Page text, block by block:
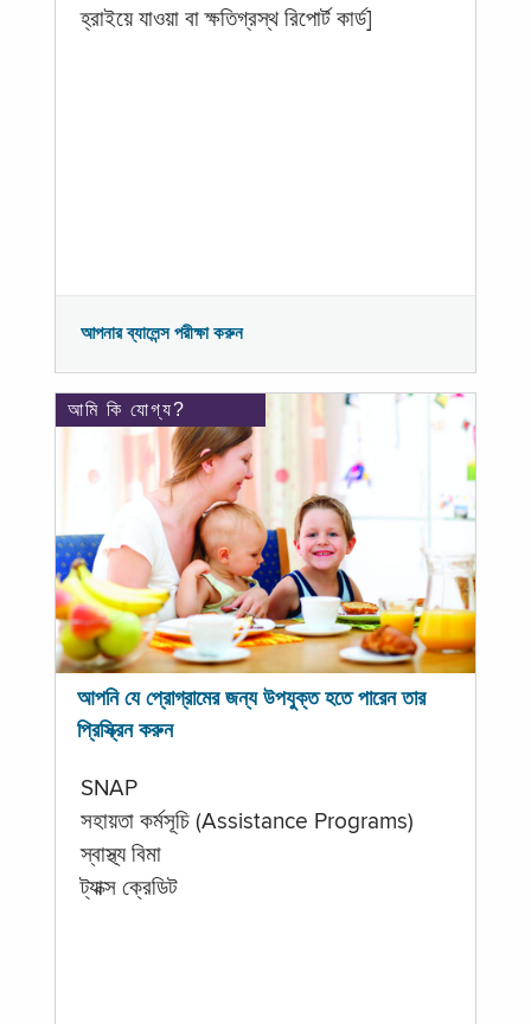
হ্রাইয়ে যাওয়া বা ক্ষতিগ্রস্থ রিপোর্ট কার্ড]
আপনার ব্যালেন্স পরীক্ষা করুন
আমি কি যোগ্য?
আপনি যে প্রোগ্রামের জন্য উপযুক্ত হতে পারেন তার
প্রিস্ক্রিন করুন
SNAP
সহায়তা কর্মসূচি (Assistance Programs)
স্বাস্থ্য বিমা
ট্যাক্স ক্রেডিট